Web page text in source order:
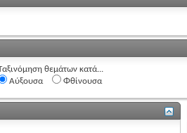
θεμάτων κατά...
Αύξουσα
Φθίνουσα